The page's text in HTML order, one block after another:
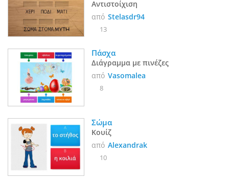
Αντιστοίχιση
από Stelasdr94
13
Πάσχα
Διάγραμμα με πινέζες
από Vasomalea
8
Σώμα
Κουίζ
από Alexandrak
10